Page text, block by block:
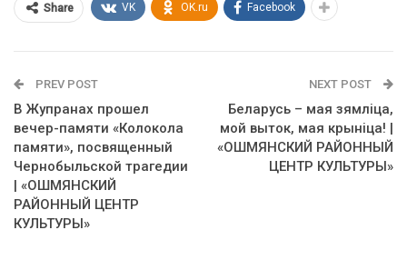
Share VK OK.ru Facebook
PREV POST
В Жупранах прошел
вечер-памяти «Колокола
памяти», посвященный
Чернобыльской трагедии
| «ОШМЯНСКИЙ
РАЙОННЫЙ ЦЕНТР
КУЛЬТУРЫ»
NEXT POST
Беларусь – мая зямліца,
мой выток, мая крыніца! |
«ОШМЯНСКИЙ РАЙОННЫЙ
ЦЕНТР КУЛЬТУРЫ»